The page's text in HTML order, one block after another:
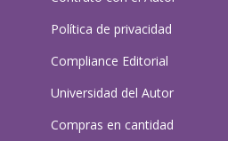
Política de privacidad
Compliance Editorial
Universidad del Autor
Compras en cantidad